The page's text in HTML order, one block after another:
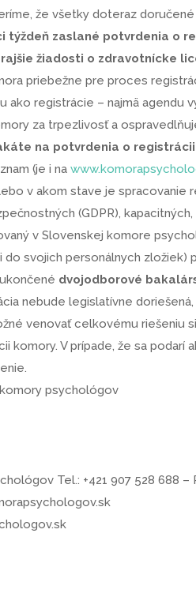
že všetky doteraz
týždeň zaslané potvrdenia o
žiadosti o zdravotnícke
priebežne pre proces
ako registrácie – najmä
za trpezlivosť a
na potvrdenia o
(je i na
v akom stave je spracovanie
(GDPR),
v Slovenskej komore
svojich personálnych
dvojodborové
nebude legislatívne
venovať celkovému riešeniu
komory. V prípade, že sa
psychológov
Tel.: +421 907 528 688 –